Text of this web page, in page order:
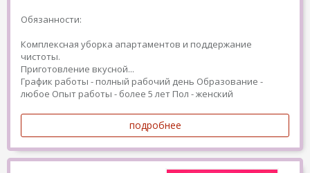
Обязанности:
Комплексная уборка апартаментов и поддержание
чистоты.
Приготовление вкусной...
График работы - полный рабочий день Образование -
любое Опыт работы - более 5 лет Пол - женский
подробнее